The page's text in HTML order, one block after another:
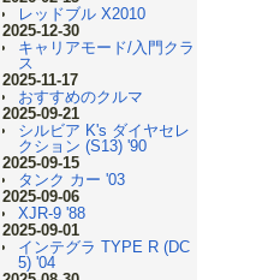
レッドブル X2010
2025-12-30
キャリアモード/入門クラ
ス
2025-11-17
おすすめのクルマ
2025-09-21
シルビア K's ダイヤセレ
クション (S13) '90
2025-09-15
タンク カー '03
2025-09-06
XJR-9 '88
2025-09-01
インテグラ TYPE R (DC
5) '04